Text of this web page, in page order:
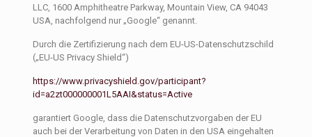
LLC, 1600 Amphitheatre Parkway, Mountain View, CA 94043
USA, nachfolgend nur „Google“ genannt.
Durch die Zertifizierung nach dem EU-US-Datenschutzschild
(„EU-US Privacy Shield“)
https://www.privacyshield.gov/participant?
id=a2zt000000001L5AAI&status=Active
garantiert Google, dass die Datenschutzvorgaben der EU
auch bei der Verarbeitung von Daten in den USA eingehalten